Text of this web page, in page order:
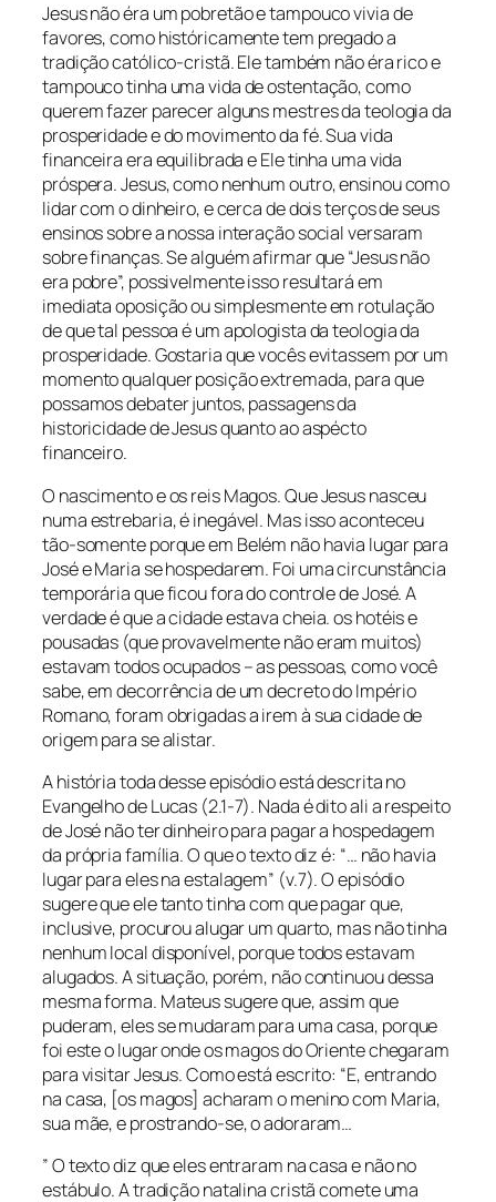
Jesus não éra um pobretão e tampouco vivia de
favores, como históricamente tem pregado a
tradição católico-cristã. Ele também não éra rico e
tampouco tinha uma vida de ostentação, como
querem fazer parecer alguns mestres da teologia da
prosperidade e do movimento da fé. Sua vida
financeira era equilibrada e Ele tinha uma vida
próspera. Jesus, como nenhum outro, ensinou como
lidar com o dinheiro, e cerca de dois terços de seus
ensinos sobre a nossa interação social versaram
sobre finanças. Se alguém afirmar que “Jesus não
era pobre”, possivelmente isso resultará em
imediata oposição ou simplesmente em rotulação
de que tal pessoa é um apologista da teologia da
prosperidade. Gostaria que vocês evitassem por um
momento qualquer posição extremada, para que
possamos debater juntos, passagens da
historicidade de Jesus quanto ao aspécto
financeiro.
O nascimento e os reis Magos. Que Jesus nasceu
numa estrebaria, é inegável. Mas isso aconteceu
tão-somente porque em Belém não havia lugar para
José e Maria se hospedarem. Foi uma circunstância
temporária que ficou fora do controle de José. A
verdade é que a cidade estava cheia. os hotéis e
pousadas (que provavelmente não eram muitos)
estavam todos ocupados – as pessoas, como você
sabe, em decorrência de um decreto do Império
Romano, foram obrigadas a irem à sua cidade de
origem para se alistar.
A história toda desse episódio está descrita no
Evangelho de Lucas (2.1-7). Nada é dito ali a respeito
de José não ter dinheiro para pagar a hospedagem
da própria família. O que o texto diz é: “… não havia
lugar para eles na estalagem” (v.7). O episódio
sugere que ele tanto tinha com que pagar que,
inclusive, procurou alugar um quarto, mas não tinha
nenhum local disponível, porque todos estavam
alugados. A situação, porém, não continuou dessa
mesma forma. Mateus sugere que, assim que
puderam, eles se mudaram para uma casa, porque
foi este o lugar onde os magos do Oriente chegaram
para visitar Jesus. Como está escrito: “E, entrando
na casa, [os magos] acharam o menino com Maria,
sua mãe, e prostrando-se, o adoraram…
” O texto diz que eles entraram na casa e não no
estábulo. A tradição natalina cristã comete uma